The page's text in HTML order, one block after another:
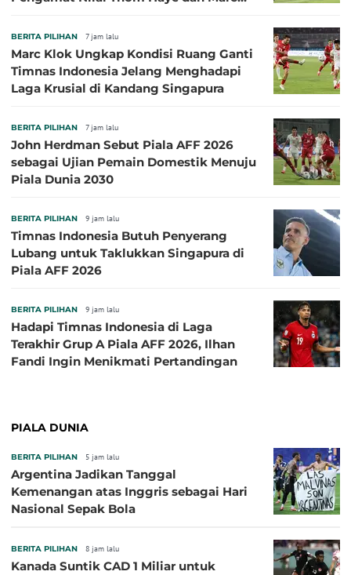
BERITA PILIHAN 7 jam lalu
Marc Klok Ungkap Kondisi Ruang Ganti
Timnas Indonesia Jelang Menghadapi
Laga Krusial di Kandang Singapura
BERITA PILIHAN 7 jam lalu
John Herdman Sebut Piala AFF 2026
sebagai Ujian Pemain Domestik Menuju
Piala Dunia 2030
BERITA PILIHAN 9 jam lalu
Timnas Indonesia Butuh Penyerang
Lubang untuk Taklukkan Singapura di
Piala AFF 2026
BERITA PILIHAN 9 jam lalu
Hadapi Timnas Indonesia di Laga
Terakhir Grup A Piala AFF 2026, Ilhan
Fandi Ingin Menikmati Pertandingan
PIALA DUNIA
BERITA PILIHAN 5 jam lalu
Argentina Jadikan Tanggal
Kemenangan atas Inggris sebagai Hari
Nasional Sepak Bola
BERITA PILIHAN 8 jam lalu
Kanada Suntik CAD 1 Miliar untuk